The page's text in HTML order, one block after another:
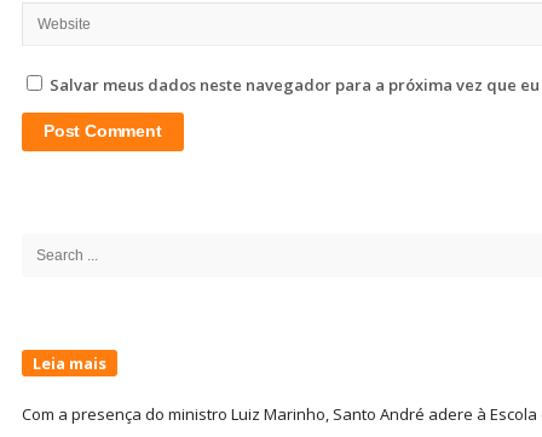
Salvar meus dados neste navegador para a próxima vez que
Search
Leia mais
Com a presença do ministro Luiz Marinho, Santo André adere à